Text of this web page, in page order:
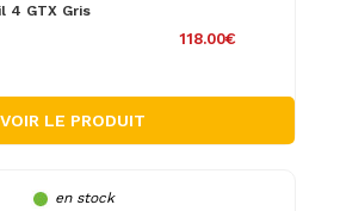
4 GTX Gris
118.00€
VOIR LE PRODUIT
en stock